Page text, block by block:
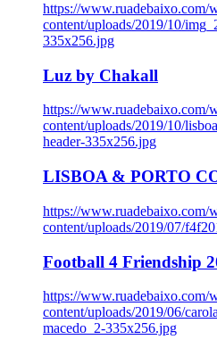
https://www.ruadebaixo.com/
content/uploads/2019/10/
335x256.jpg
Luz by Chakall
https://www.ruadebaixo.com/
content/uploads/2019/10/
header-335x256.jpg
LISBOA & PORTO
https://www.ruadebaixo.com/
content/uploads/2019/07/
Football 4 Friendship
https://www.ruadebaixo.com/
content/uploads/2019/06/
macedo_2-335x256.jpg